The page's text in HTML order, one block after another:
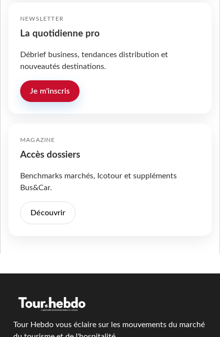
NEWSLETTER
La quotidienne pro
Débrief business, tendances distribution et
nouveautés destinations.
Je m'inscris
MAGAZINE
Accès dossiers
Benchmarks marchés, Icotour et suppléments
Bus&Car.
Découvrir
Tour Hebdo vous éclaire sur les mouvements du marché